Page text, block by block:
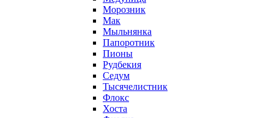
Морозник
Мак
Мыльнянка
Папоротник
Пионы
Рудбекия
Седум
Тысячелистник
Флокс
Хоста